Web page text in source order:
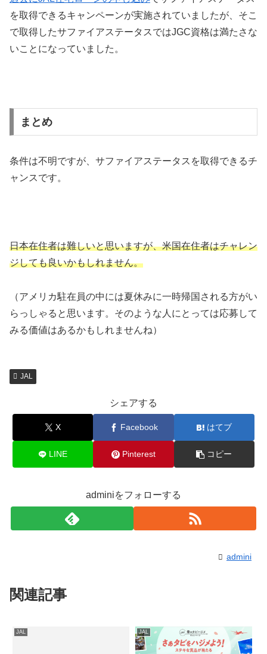
を取得できるキャンペーンが実施されていましたが、そこ
で取得したサファイアステータスではJGC資格は満たさな
いことになっていました。
まとめ
条件は不明ですが、サファイアステータスを取得できるチ
ャンスです。
日本在住者は難しいと思いますが、米国在住者はチャレン
ジしても良いかもしれません。
（アメリカ駐在員の中には夏休みに一時帰国される方がい
らっしゃると思います。そのような人にとっては応募して
みる価値はあるかもしれませんね）
JAL
シェアする
X Facebook はてブ
LINE Pinterest コピー
adminiをフォローする
admini
関連記事
JAL JAL